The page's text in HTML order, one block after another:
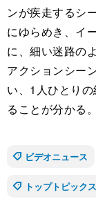
ンが疾走するシ
にゆらめき、イ
に、細い迷路の
アクションシー
い、1人ひとり
ることが分かる。
ビデオニュース
トップトピックス